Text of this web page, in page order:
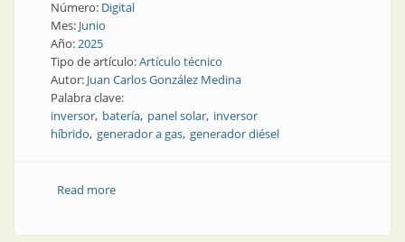
Número: Digital
Mes: Junio
Año:2025
Tipo de artículo:Artículo técnico
Autor: Juan Carlos González Medina
Palabra clave:
inversor batería panel solar inversor
híbrido generador a gas generador diésel
Read moreabout Inversores híbridos: solución energética con